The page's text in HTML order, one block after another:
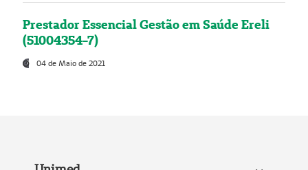
Prestador Essencial Gestão em Saúde Ereli
(51004354-7)
04 de Maio de 2021